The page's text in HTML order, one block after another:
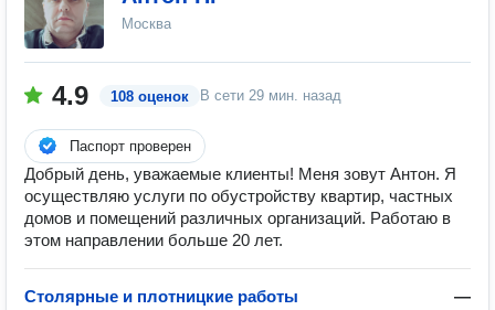
Москва
4.9 108 оценок В сети 29 мин. назад
Паспорт проверен
Добрый день, уважаемые клиенты! Меня зовут Антон. Я
осуществляю услуги по обустройству квартир, частных
домов и помещений различных организаций. Работаю в
этом направлении больше 20 лет.
Столярные и плотницкие работы —